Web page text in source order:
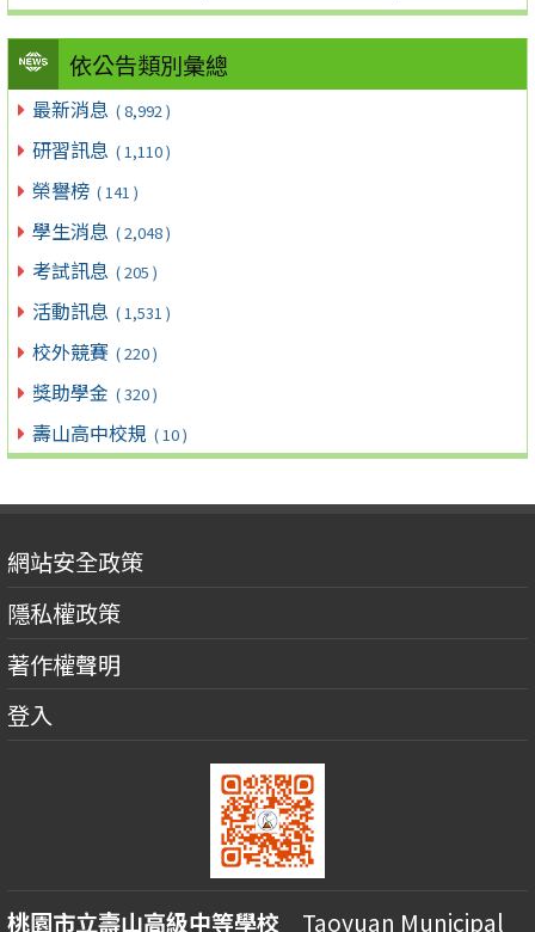
依公告類別彙總
最新消息 ( 8,992 )
研習訊息 ( 1,110 )
榮譽榜 ( 141 )
學生消息 ( 2,048 )
考試訊息 ( 205 )
活動訊息 ( 1,531 )
校外競賽 ( 220 )
獎助學金 ( 320 )
壽山高中校規 ( 10 )
網站安全政策
隱私權政策
著作權聲明
登入
桃園市立壽山高級中等學校 Taoyuan Municipal